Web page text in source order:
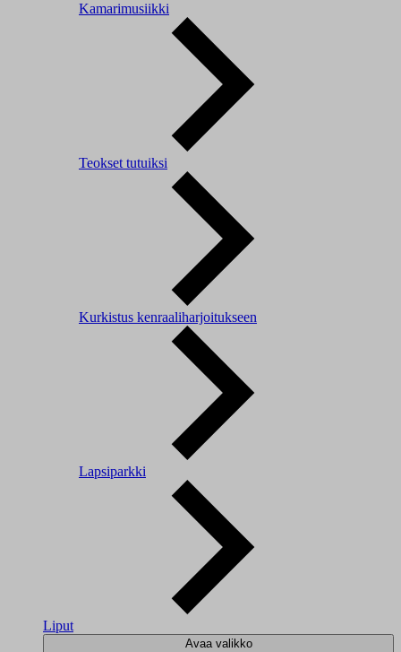
Kamarimusiikki
Teokset tutuiksi
Kurkistus kenraaliharjoitukseen
Lapsiparkki
Liput
Avaa valikko